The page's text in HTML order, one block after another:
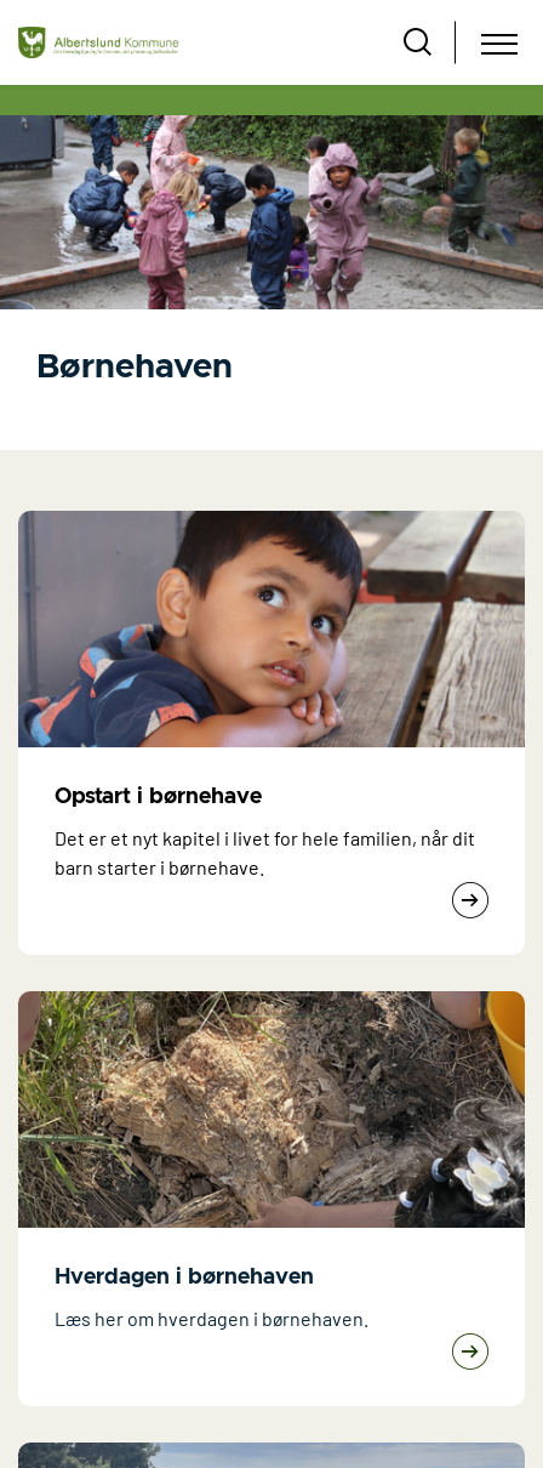
Børnehaven
Opstart i børnehave
Det er et nyt kapitel i livet for hele familien, når dit
barn starter i børnehave.
Hverdagen i børnehaven
Læs her om hverdagen i børnehaven.